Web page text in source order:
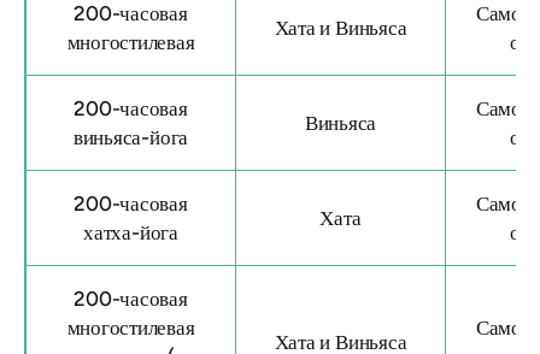
200-часовая
многостилевая
Хата и Виньяса
200-часовая
виньяса-йога
Виньяса
200-часовая
хатха-йога
Хата
200-часовая
многостилевая
Хата и Виньяса